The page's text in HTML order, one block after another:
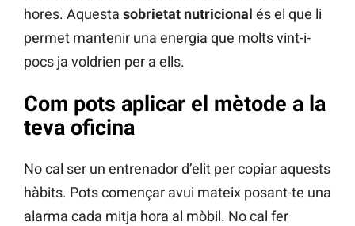
hores. Aquesta sobrietat nutricional és el que li
permet mantenir una energia que molts vint-i-
pocs ja voldrien per a ells.
Com pots aplicar el mètode a la
teva oficina
No cal ser un entrenador d’elit per copiar aquests
hàbits. Pots començar avui mateix posant-te una
alarma cada mitja hora al mòbil. No cal fer